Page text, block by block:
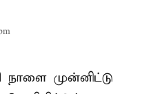
நாளை முன்னிட்டு